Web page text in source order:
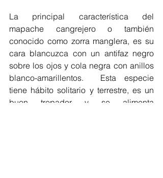
La principal característica del
mapache cangrejero o también
conocido como zorra manglera, es su
cara blancuzca con un antifaz negro
sobre los ojos y cola negra con anillos
blanco-amarillentos.  Esta especie
tiene hábito solitario y terrestre, es un
buen trepador y se alimenta